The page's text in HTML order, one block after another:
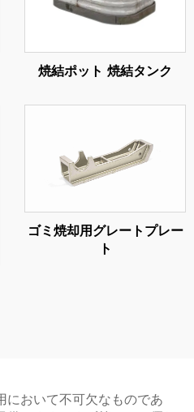
焼結ポット 焼結タンク
ゴミ焼却用グレートプレー
ト
において不可欠なものであ